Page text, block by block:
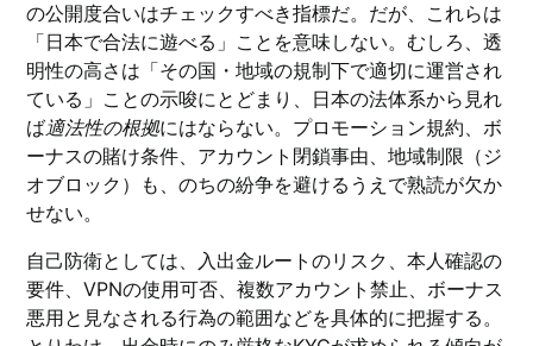
の公開度合いはチェックすべき指標だ。だが、これらは
「日本で合法に遊べる」ことを意味しない。むしろ、透
明性の高さは「その国・地域の規制下で適切に運営され
ている」ことの示唆にとどまり、日本の法体系から見れ
ば適法性の根拠にはならない。プロモーション規約、ボ
ーナスの賭け条件、アカウント閉鎖事由、地域制限（ジ
オブロック）も、のちの紛争を避けるうえで熟読が欠か
せない。
自己防衛としては、入出金ルートのリスク、本人確認の
要件、VPNの使用可否、複数アカウント禁止、ボーナス
悪用と見なされる行為の範囲などを具体的に把握する。